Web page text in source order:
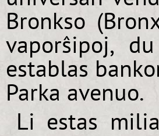
Bronkso
vaporŝipoj,
establas
Parka avenuo.
Li estas